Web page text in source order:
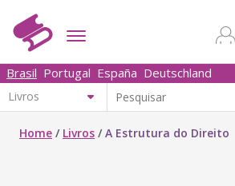
Brasil Portugal España Deutschland
Home / Livros /A Estrutura do Direito